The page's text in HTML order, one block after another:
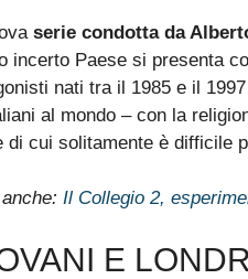
serie condotta da
incerto Paese si presenta
nati tra il 1985 e il
al mondo – con la
di cui solitamente è difficile
Il Collegio 2,
E